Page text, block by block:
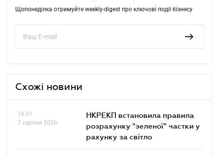
Щопонеділка отримуйте weekly-digest про ключові події бізнесу
Схожі новини
16.01
7 серпня 2026
НКРЕКП встановила правила
розрахунку "зеленої" частки у
рахунку за світло